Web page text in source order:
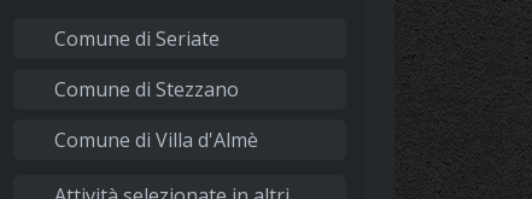
Comune di Seriate
Comune di Stezzano
Comune di Villa d'Almè